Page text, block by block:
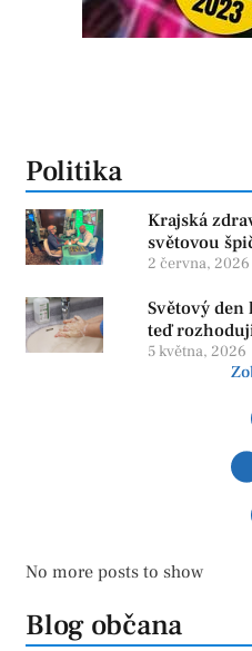
Politika
Krajská
světovou
2 června, 2026
Světový
teď
rukou
5 května, 2026
No more posts to show
Blog občana